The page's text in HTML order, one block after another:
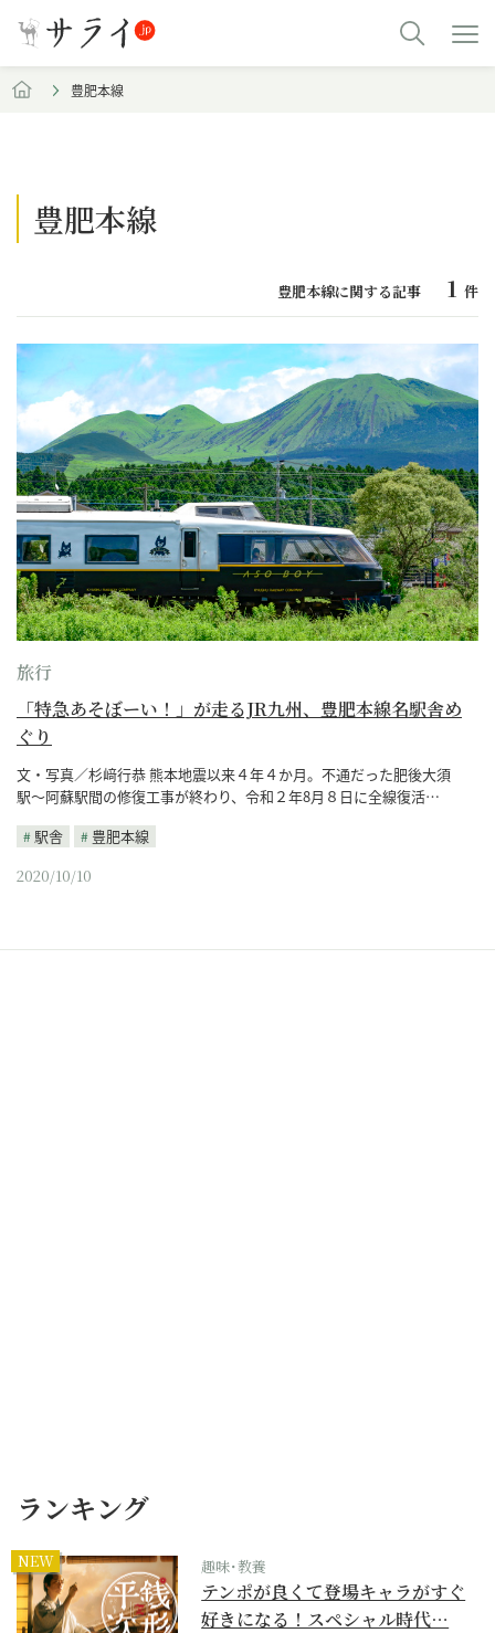
豊肥本線
豊肥本線
豊肥本線に関する記事 1 件
旅行
「特急あそぼーい！」が走るJR九州、豊肥本線名駅舎め
ぐり
文・写真／杉﨑行恭 熊本地震以来４年４か月。不通だった肥後大須
駅〜阿蘇駅間の修復工事が終わり、令和２年8月８日に全線復活…
駅舎
豊肥本線
2020/10/10
ランキング
NEW 趣味･教養
テンポが良くて登場キャラがすぐ
好きになる！スペシャル時代…